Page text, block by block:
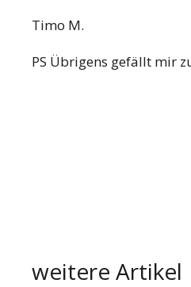
Timo M.
PS Übrigens gefällt mir
weitere Artikel